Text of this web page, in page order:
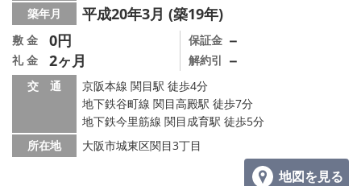
築年月 平成20年3月 (築19年)
敷 金 0円
礼 金 2ヶ月
保証金 －
解約引 －
交 通
京阪本線 関目駅 徒歩4分
地下鉄谷町線 関目高殿駅 徒歩7分
地下鉄今里筋線 関目成育駅 徒歩5分
所在地
大阪市城東区関目3丁目
地図を見る